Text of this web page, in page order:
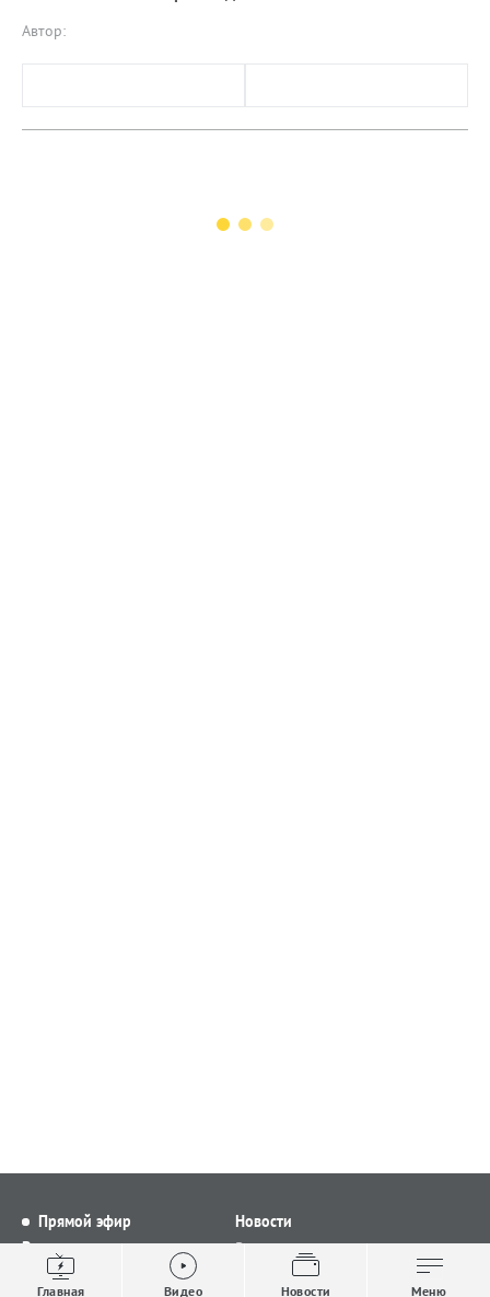
Автор:
Прямой эфир
Видео
Выпуски новостей
Новости
Все новости
Общество
Главная Видео Новости Меню